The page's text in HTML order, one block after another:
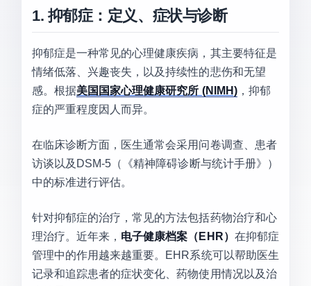
1. 抑郁症：定义、症状与诊断
抑郁症是一种常见的心理健康疾病，其主要特征是
情绪低落、兴趣丧失，以及持续性的悲伤和无望
感。根据美国国家心理健康研究所 (NIMH)，抑郁
症的严重程度因人而异。
在临床诊断方面，医生通常会采用问卷调查、患者
访谈以及DSM-5（《精神障碍诊断与统计手册》）
中的标准进行评估。
针对抑郁症的治疗，常见的方法包括药物治疗和心
理治疗。近年来， 电子健康档案（EHR） 在抑郁症
管理中的作用越来越重要。EHR系统可以帮助医生
记录和追踪患者的症状变化、药物使用情况以及治